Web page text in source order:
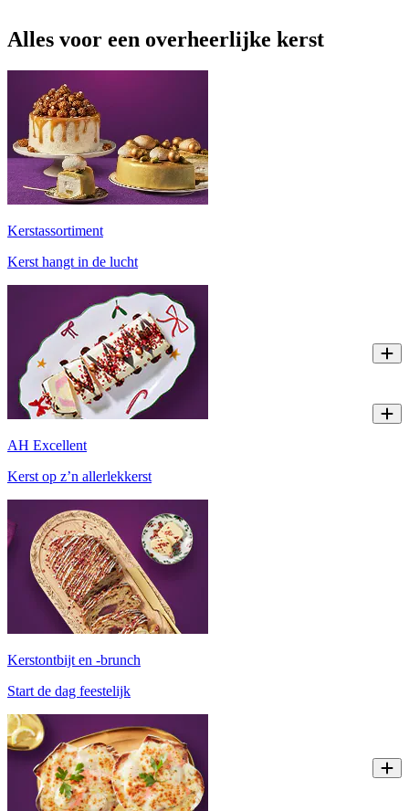
Alles voor een overheerlijke kerst
Kerstassortiment
Kerst hangt in de lucht
AH Excellent
Kerst op z’n allerlekkerst
Kerstontbijt en -brunch
Start de dag feestelijk​